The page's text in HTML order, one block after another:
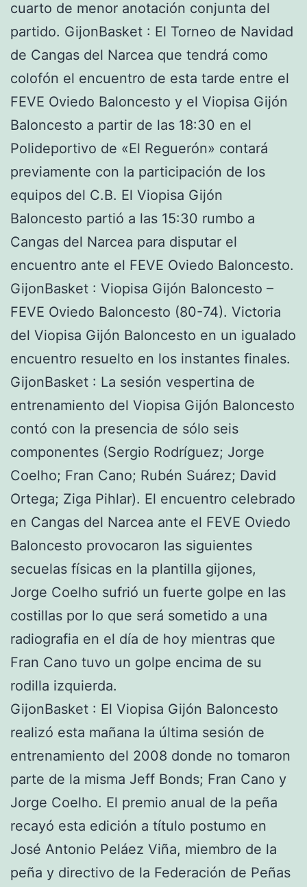
cuarto de menor anotación conjunta del
partido. GijonBasket : El Torneo de Navidad
de Cangas del Narcea que tendrá como
colofón el encuentro de esta tarde entre el
FEVE Oviedo Baloncesto y el Viopisa Gijón
Baloncesto a partir de las 18:30 en el
Polideportivo de «El Reguerón» contará
previamente con la participación de los
equipos del C.B. El Viopisa Gijón
Baloncesto partió a las 15:30 rumbo a
Cangas del Narcea para disputar el
encuentro ante el FEVE Oviedo Baloncesto.
GijonBasket : Viopisa Gijón Baloncesto –
FEVE Oviedo Baloncesto (80-74). Victoria
del Viopisa Gijón Baloncesto en un igualado
encuentro resuelto en los instantes finales.
GijonBasket : La sesión vespertina de
entrenamiento del Viopisa Gijón Baloncesto
contó con la presencia de sólo seis
componentes (Sergio Rodríguez; Jorge
Coelho; Fran Cano; Rubén Suárez; David
Ortega; Ziga Pihlar). El encuentro celebrado
en Cangas del Narcea ante el FEVE Oviedo
Baloncesto provocaron las siguientes
secuelas físicas en la plantilla gijones,
Jorge Coelho sufrió un fuerte golpe en las
costillas por lo que será sometido a una
radiografia en el día de hoy mientras que
Fran Cano tuvo un golpe encima de su
rodilla izquierda.
GijonBasket : El Viopisa Gijón Baloncesto
realizó esta mañana la última sesión de
entrenamiento del 2008 donde no tomaron
parte de la misma Jeff Bonds; Fran Cano y
Jorge Coelho. El premio anual de la peña
recayó esta edición a título postumo en
José Antonio Peláez Viña, miembro de la
peña y directivo de la Federación de Peñas